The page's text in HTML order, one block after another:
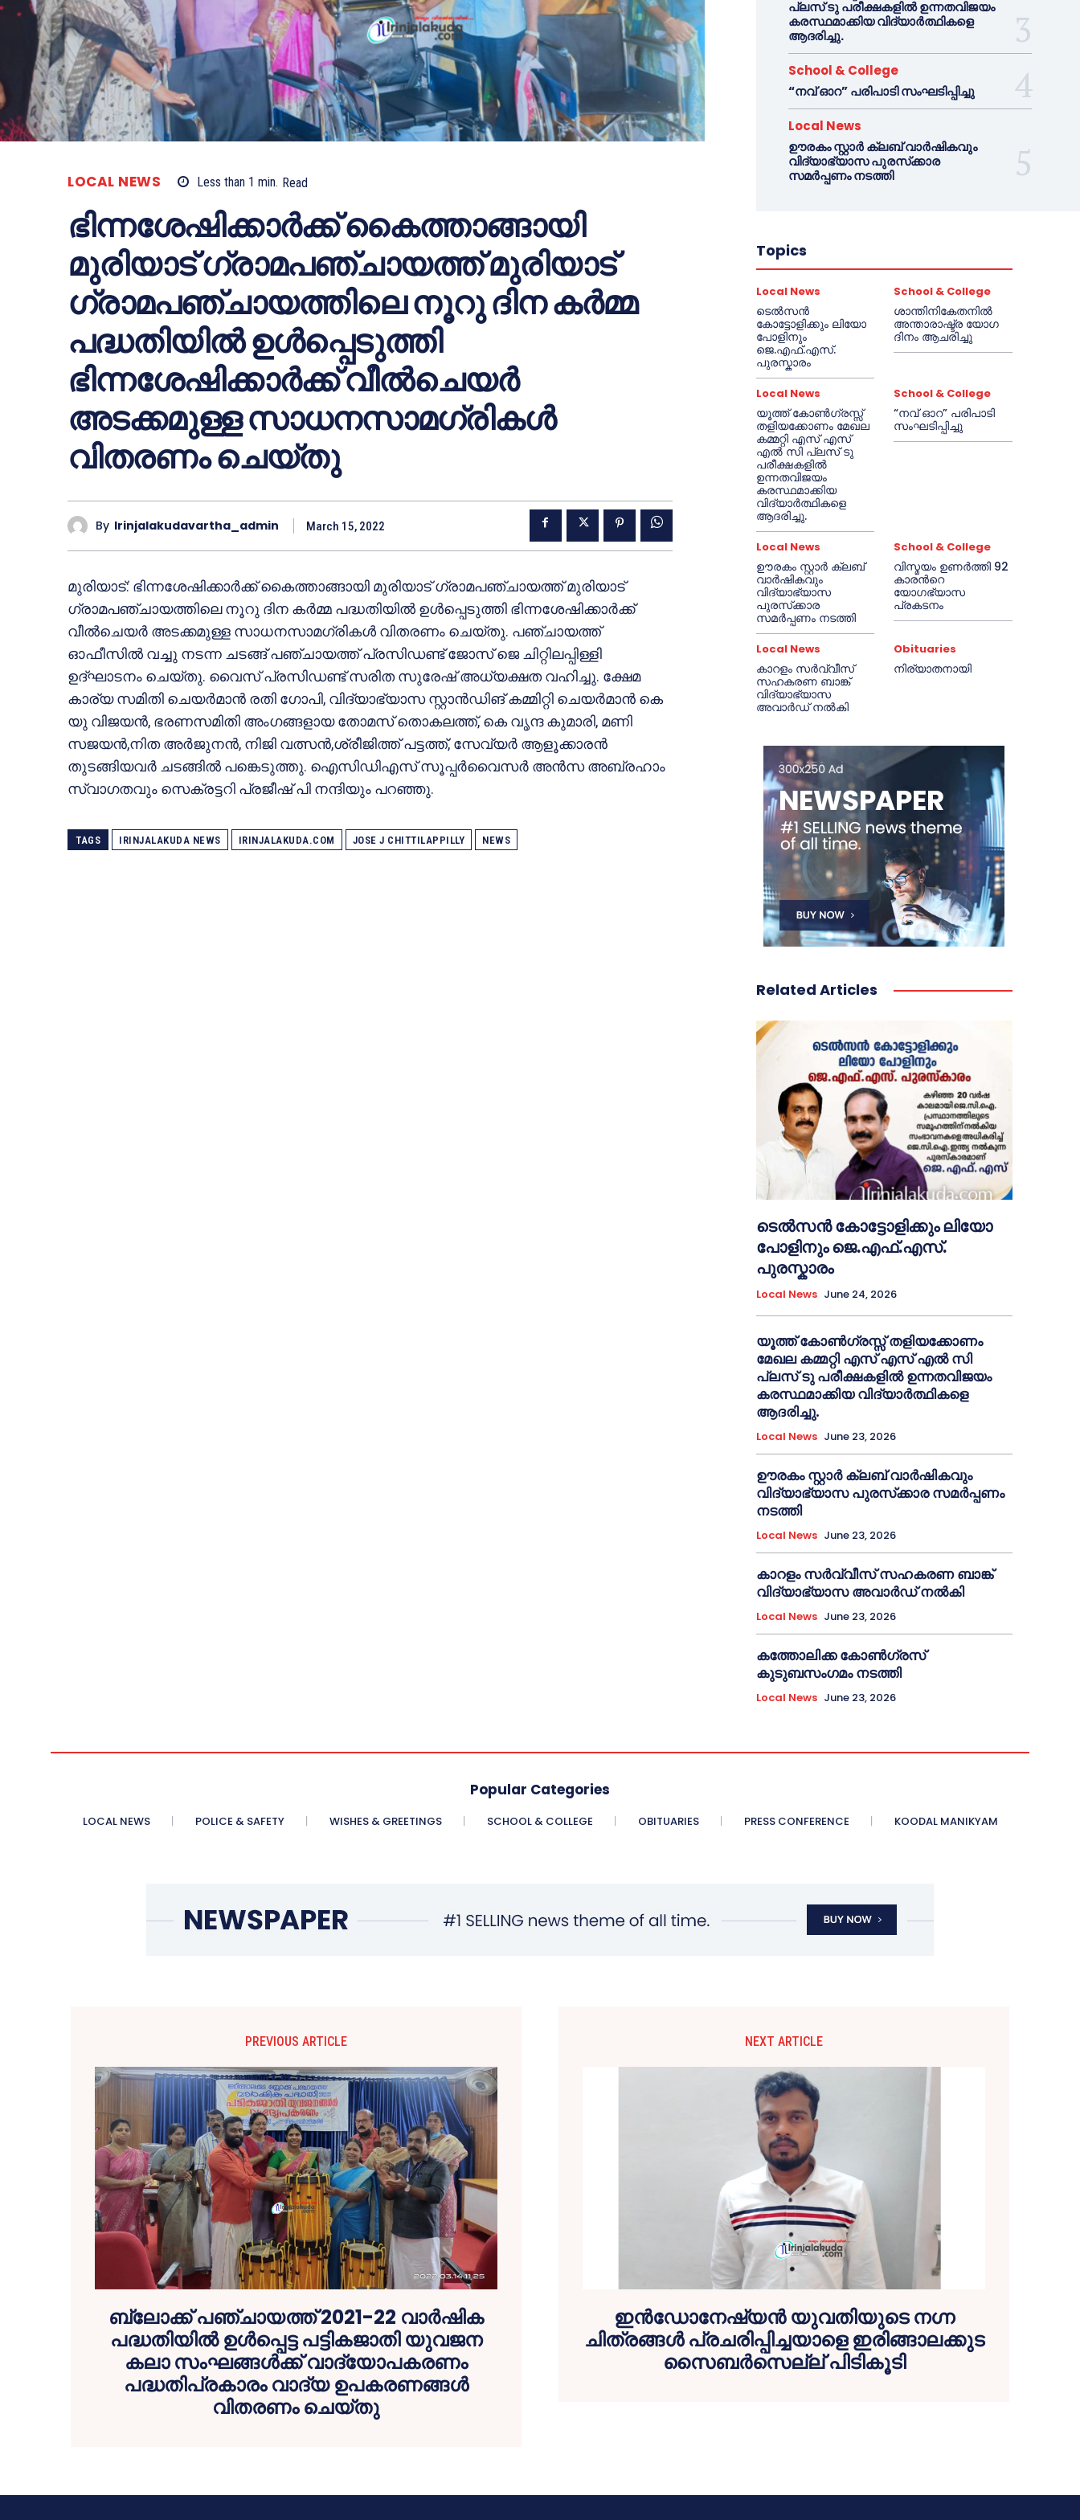
LOCAL NEWS Less than 1 min. Read
ഭിന്നശേഷിക്കാർക്ക് കൈത്താങ്ങായി
മുരിയാട് ഗ്രാമപഞ്ചായത്ത് മുരിയാട്
ഗ്രാമപഞ്ചായത്തിലെ നൂറു ദിന കർമ്മ
പദ്ധതിയിൽ ഉൾപ്പെടുത്തി
ഭിന്നശേഷിക്കാർക്ക് വീൽചെയർ
അടക്കമുള്ള സാധനസാമഗ്രികൾ
വിതരണം ചെയ്തു
By Irinjalakudavartha_admin March 15, 2022
മുരിയാട്: ഭിന്നശേഷിക്കാർക്ക് കൈത്താങ്ങായി മുരിയാട് ഗ്രാമപഞ്ചായത്ത് മുരിയാട്
ഗ്രാമപഞ്ചായത്തിലെ നൂറു ദിന കർമ്മ പദ്ധതിയിൽ ഉൾപ്പെടുത്തി ഭിന്നശേഷിക്കാർക്ക്
വീൽചെയർ അടക്കമുള്ള സാധനസാമഗ്രികൾ വിതരണം ചെയ്തു. പഞ്ചായത്ത്
ഓഫീസിൽ വച്ചു നടന്ന ചടങ്ങ് പഞ്ചായത്ത് പ്രസിഡണ്ട് ജോസ് ജെ ചിറ്റിലപ്പിള്ളി
ഉദ്ഘാടനം ചെയ്തു. വൈസ് പ്രസിഡണ്ട് സരിത സുരേഷ് അധ്യക്ഷത വഹിച്ചു. ക്ഷേമ
കാര്യ സമിതി ചെയർമാൻ രതി ഗോപി, വിദ്യാഭ്യാസ സ്റ്റാൻഡിങ് കമ്മിറ്റി ചെയർമാൻ കെ
യു വിജയൻ, ഭരണസമിതി അംഗങ്ങളായ തോമസ് തൊകലത്ത്, കെ വൃന്ദ കുമാരി, മണി
സജയൻ,നിത അർജുനൻ, നിജി വത്സൻ,ശ്രീജിത്ത് പട്ടത്ത്, സേവ്യർ ആളൂക്കാരൻ
തുടങ്ങിയവർ ചടങ്ങിൽ പങ്കെടുത്തു. ഐസിഡിഎസ് സൂപ്പർവൈസർ അൻസ അബ്രഹാം
സ്വാഗതവും സെക്രട്ടറി പ്രജീഷ് പി നന്ദിയും പറഞ്ഞു.
TAGS IRINJALAKUDA NEWS IRINJALAKUDA.COM JOSE J CHITTILAPPILLY NEWS
പ്ലസ് ടു പരീക്ഷകളിൽ ഉന്നതവിജയം
കരസ്ഥമാക്കിയ വിദ്യാർത്ഥികളെ
ആദരിച്ചു.
School & College
“നവ് ഓറ” പരിപാടി സംഘടിപ്പിച്ചു
Local News
ഊരകം സ്റ്റാർ ക്ലബ് വാർഷികവും
വിദ്യാഭ്യാസ പുരസ്‌ക്കാര
സമർപ്പണം നടത്തി
Topics
Local News
ടെൽസൻ
കോട്ടോളിക്കും ലിയോ
പോളിനും
ജെ.എഫ്.എസ്.
പുരസ്കാരം
School & College
ശാന്തിനികേതനിൽ
അന്താരാഷ്ട്ര യോഗ
ദിനം ആചരിച്ചു
Local News
യൂത്ത് കോൺഗ്രസ്സ്
തളിയക്കോണം മേഖല
കമ്മറ്റി എസ് എസ്
എൽ സി പ്ലസ് ടു
പരീക്ഷകളിൽ
ഉന്നതവിജയം
കരസ്ഥമാക്കിയ
വിദ്യാർത്ഥികളെ
ആദരിച്ചു.
School & College
“നവ് ഓറ” പരിപാടി
സംഘടിപ്പിച്ചു
Local News
ഊരകം സ്റ്റാർ ക്ലബ്
വാർഷികവും
വിദ്യാഭ്യാസ
പുരസ്‌ക്കാര
സമർപ്പണം നടത്തി
School & College
വിസ്മയം ഉണർത്തി 92
കാരൻറെ
യോഗഭ്യാസ
പ്രകടനം
Local News
കാറളം സർവ്വീസ്
സഹകരണ ബാങ്ക്
വിദ്യാഭ്യാസ
അവാർഡ് നൽകി
Obituaries
നിര്യാതനായി
Related Articles
ടെൽസൻ കോട്ടോളിക്കും ലിയോ
പോളിനും ജെ.എഫ്.എസ്.
പുരസ്കാരം
Local News June 24, 2026
യൂത്ത് കോൺഗ്രസ്സ് തളിയക്കോണം
മേഖല കമ്മറ്റി എസ് എസ് എൽ സി
പ്ലസ് ടു പരീക്ഷകളിൽ ഉന്നതവിജയം
കരസ്ഥമാക്കിയ വിദ്യാർത്ഥികളെ
ആദരിച്ചു.
Local News June 23, 2026
ഊരകം സ്റ്റാർ ക്ലബ് വാർഷികവും
വിദ്യാഭ്യാസ പുരസ്‌ക്കാര സമർപ്പണം
നടത്തി
Local News June 23, 2026
കാറളം സർവ്വീസ് സഹകരണ ബാങ്ക്
വിദ്യാഭ്യാസ അവാർഡ് നൽകി
Local News June 23, 2026
കത്തോലിക്ക കോൺഗ്രസ്
കുടുബസംഗമം നടത്തി
Local News June 23, 2026
Popular Categories
LOCAL NEWS POLICE & SAFETY WISHES & GREETINGS SCHOOL & COLLEGE OBITUARIES PRESS CONFERENCE KOODAL MANIKYAM
PREVIOUS ARTICLE
ബ്ലോക്ക് പഞ്ചായത്ത് 2021-22 വാർഷിക
പദ്ധതിയിൽ ഉൾപ്പെട്ട പട്ടികജാതി യുവജന
കലാ സംഘങ്ങൾക്ക് വാദ്യോപകരണം
പദ്ധതിപ്രകാരം വാദ്യ ഉപകരണങ്ങൾ
വിതരണം ചെയ്തു
NEXT ARTICLE
ഇന്‍ഡോനേഷ്യന്‍ യുവതിയുടെ നഗ്ന
ചിത്രങ്ങള്‍ പ്രചരിപ്പിച്ചയാളെ ഇരിങ്ങാലക്കുട
സൈബര്‍സെല്ല് പിടികൂടി